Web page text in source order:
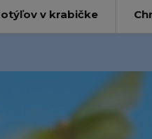
v krabičke